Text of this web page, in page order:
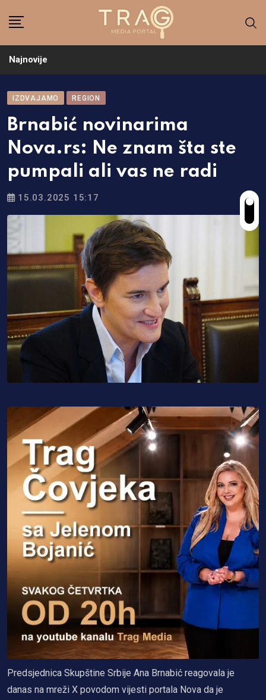
Najnovije
IZDVAJAMO REGION
Brnabić novinarima
Nova.rs: Ne znam šta ste
pumpali ali vas ne radi
15.03.2025 15:17
Predsjednica Skupštine Srbije Ana Brnabić reagovala je
danas na mreži X povodom vijesti portala Nova da je